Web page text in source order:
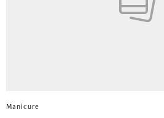
Manicure